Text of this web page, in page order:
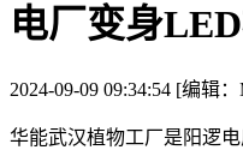
电厂变身
2024-09-09 09:34:54 [编辑
华能武汉植物工厂是阳逻